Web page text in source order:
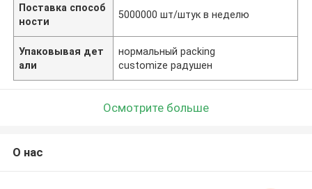
Поставка способ
ности
5000000 шт/штук в неделю
Упаковывая дет
али
нормальный packing
customize радушен
Осмотрите больше
О нас